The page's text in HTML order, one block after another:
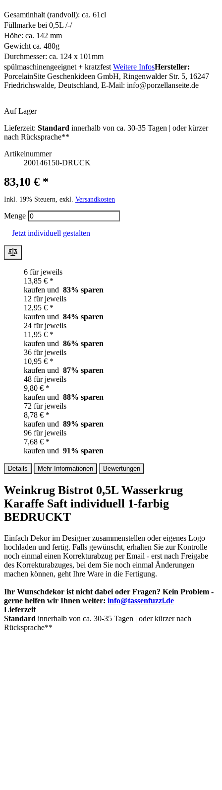
Gesamtinhalt (randvoll): ca. 61cl
Füllmarke bei 0,5L /-/
Höhe: ca. 142 mm
Gewicht ca. 480g
Durchmesser: ca. 124 x 101mm
spülmaschinengeeignet + kratzfest Weitere InfosHersteller:
PorcelainSite Geschenkideen GmbH, Ringenwalder Str. 5, 16247
Friedrichswalde, Deutschland, E-Mail: info@porzellanseite.de
Auf Lager
Lieferzeit: Standard innerhalb von ca. 30-35 Tagen | oder kürzer
nach Rücksprache**
Artikelnummer
200146150-DRUCK
83,10 € *
Inkl. 19% Steuern, exkl. Versandkosten
Menge
Jetzt individuell gestalten
6 für jeweils
13,85 € *
kaufen und 83% sparen
12 für jeweils
12,95 € *
kaufen und 84% sparen
24 für jeweils
11,95 € *
kaufen und 86% sparen
36 für jeweils
10,95 € *
kaufen und 87% sparen
48 für jeweils
9,80 € *
kaufen und 88% sparen
72 für jeweils
8,78 € *
kaufen und 89% sparen
96 für jeweils
7,68 € *
kaufen und 91% sparen
Details Mehr Informationen Bewertungen
Weinkrug Bistrot 0,5L Wasserkrug
Karaffe Saft individuell 1-farbig
BEDRUCKT
Einfach Dekor im Designer zusammenstellen oder eigenes Logo
hochladen und fertig. Falls gewünscht, erhalten Sie zur Kontrolle
noch einmal einen Korrekturabzug per Email - erst nach Freigabe
des Korrekturabzuges, bei dem Sie noch einmal Änderungen
machen können, geht Ihre Ware in die Fertigung.
Ihr Wunschdekor ist nicht dabei oder Fragen? Kein Problem -
gerne helfen wir Ihnen weiter: info@tassenfuzzi.de
Lieferzeit
Standard innerhalb von ca. 30-35 Tagen | oder kürzer nach
Rücksprache**